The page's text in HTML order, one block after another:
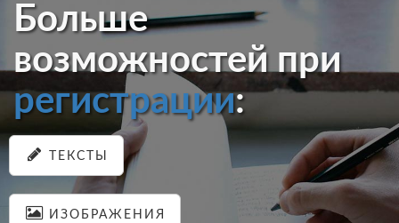
Больше
возможностей при
регистрации:
ТЕКСТЫ
ИЗОБРАЖЕНИЯ